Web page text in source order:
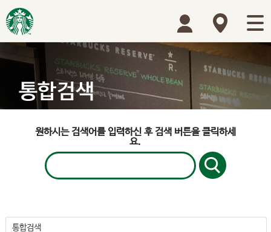
원하시는 검색어를 입력하신 후 검색 버튼을 클릭하세
요.
통합검색
이벤트
뉴스
매장이벤트
원두
음료
푸드
상품
카드
매장